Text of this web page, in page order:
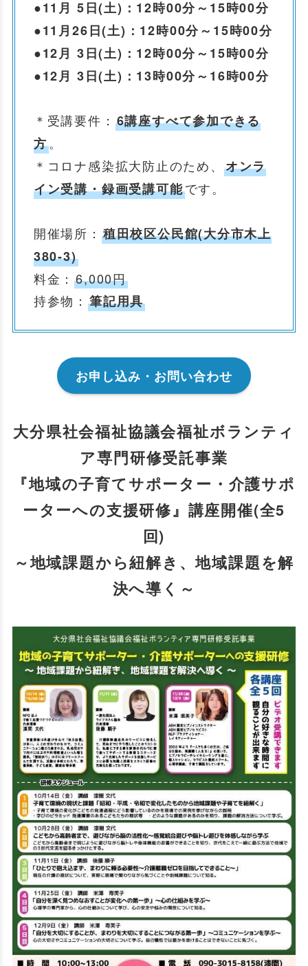
●11月 5日(土)：12時00分～15時00分
●11月26日(土)：12時00分～15時00分
●12月 3日(土)：12時00分～15時00分
●12月 3日(土)：13時00分～16時00分
＊受講要件： 6講座すべて参加できる
方。
＊コロナ感染拡大防止のため、 オンラ
イン受講・録画受講可能です。
開催場所： 稙田校区公民館(大分市木上
380-3)
料金：6,000円
持参物： 筆記用具
お申し込み・お問い合わせ
大分県社会福祉協議会福祉ボランティ
ア専門研修受託事業
『地域の子育てサポーター・介護サポ
ーターへの支援研修』講座開催(全5
回)
～地域課題から紐解き、地域課題を解
決へ導く～